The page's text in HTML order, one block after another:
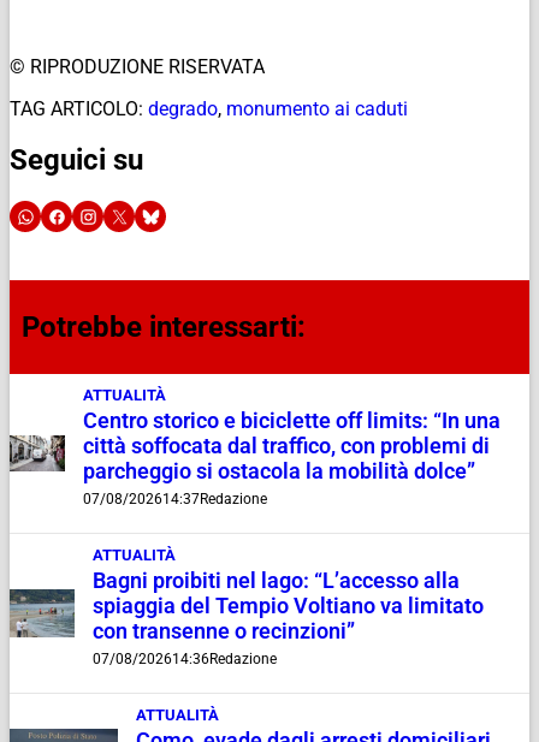
© RIPRODUZIONE RISERVATA
TAG ARTICOLO: degrado, monumento ai caduti
Seguici su
Potrebbe interessarti:
ATTUALITÀ
Centro storico e biciclette off limits: “In una
città soffocata dal traffico, con problemi di
parcheggio si ostacola la mobilità dolce”
07/08/202614:37Redazione
ATTUALITÀ
Bagni proibiti nel lago: “L’accesso alla
spiaggia del Tempio Voltiano va limitato
con transenne o recinzioni”
07/08/202614:36Redazione
ATTUALITÀ